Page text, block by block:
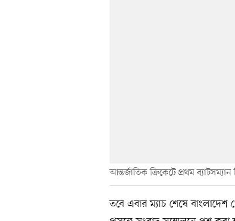
আন্তর্জাতিক ক্রিকেটে প্রথম
তবে এবার ম্যাচ শেষে বাংলাদেশ